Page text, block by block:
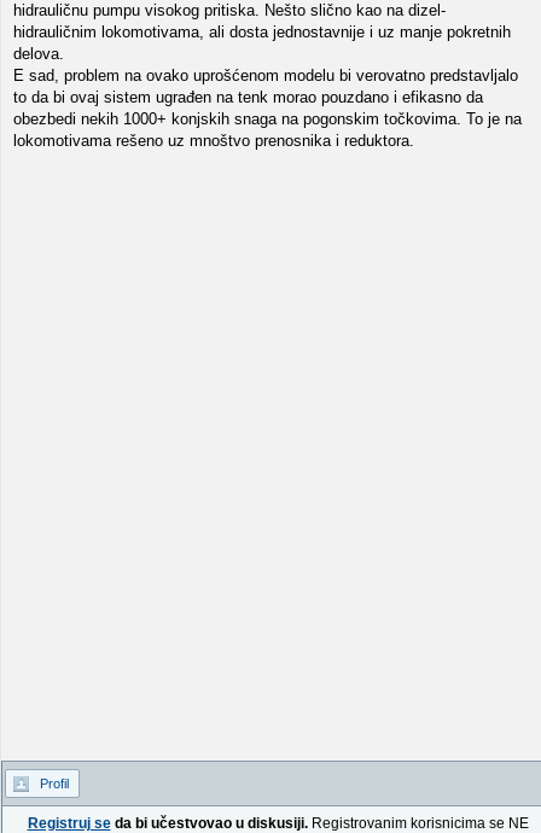
hidrauličnu pumpu visokog pritiska. Nešto slično kao na dizel-
hidrauličnim lokomotivama, ali dosta jednostavnije i uz manje pokretnih
delova.
E sad, problem na ovako uprošćenom modelu bi verovatno predstavljalo
to da bi ovaj sistem ugrađen na tenk morao pouzdano i efikasno da
obezbedi nekih 1000+ konjskih snaga na pogonskim točkovima. To je na
lokomotivama rešeno uz mnoštvo prenosnika i reduktora.
Profil
Registruj seda bi učestvovao u diskusiji.Registrovanim korisnicima se NE